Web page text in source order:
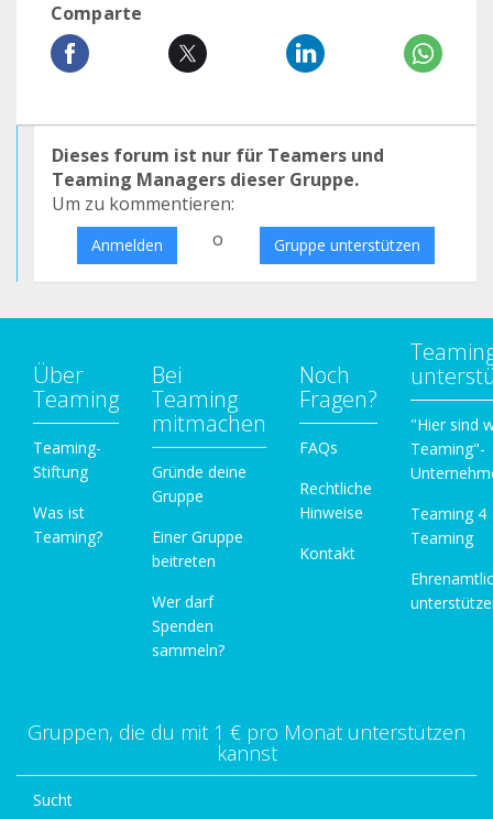
Comparte
Dieses forum ist nur für Teamers und
Teaming Managers dieser Gruppe.
Um zu kommentieren:
Anmelden o Gruppe unterstützen
Über
Teaming
Teaming-
Stiftung
Was ist
Teaming?
Bei
Teaming
mitmachen
Gründe deine
Gruppe
Einer Gruppe
beitreten
Wer darf
Spenden
sammeln?
Noch
Fragen?
FAQs
Rechtliche
Hinweise
Kontakt
"Hier sind
Teaming"-
Teaming 4
Teaming
Gruppen, die du mit 1 € pro Monat unterstützen
kannst
Sucht